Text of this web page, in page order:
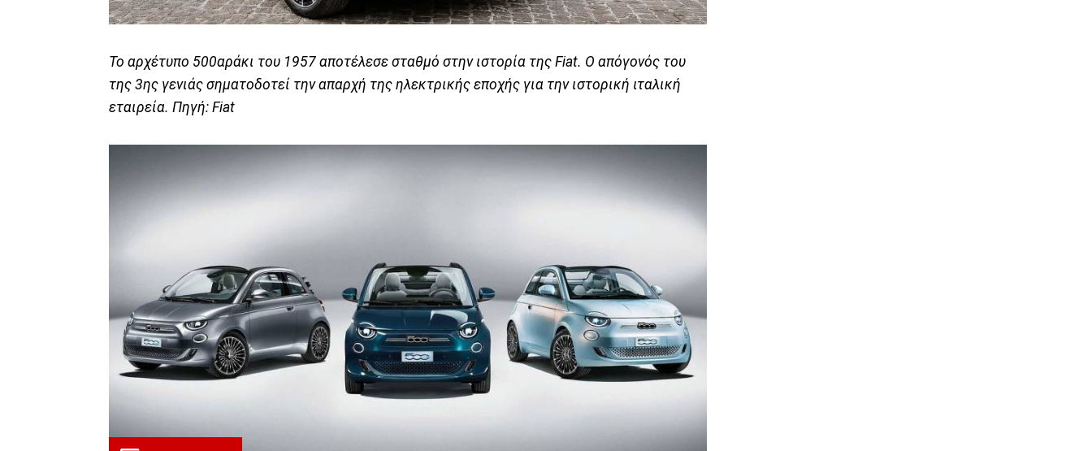
To αρχέτυπο 500αράκι του 1957 αποτέλεσε σταθμό στην ιστορία της Fiat. Ο απόγονός του
της 3ης γενιάς σηματοδοτεί την απαρχή της ηλεκτρικής εποχής για την ιστορική ιταλική
εταιρεία. Πηγή: Fiat